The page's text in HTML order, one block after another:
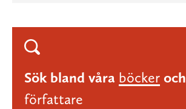
Sök bland våra böcker och
författare